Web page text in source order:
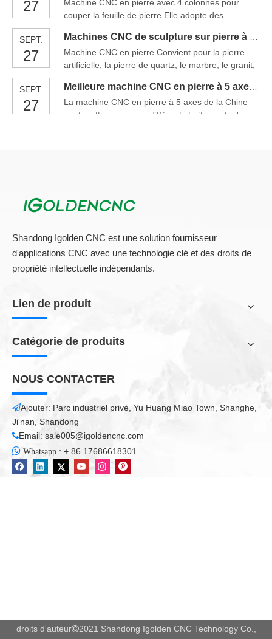
haute technologie contrôlée par ordinateur qui
peut graver des personnages et des peintures sur
machine de sculpture sur pierre cnc de Chine peut
graver des caractères sur la pierre
27
Machine CNC en pierre avec 4 colonnes pour
couper la feuille de pierre Elle adopte des
automatique pour divers mouvements du cadre de
coupe et de guidage de guidage linéaire, règle
magnétique, réglage du dispositif laser. Elle est
peut être rotatif à 360 degrés un
SEPT.
27
Machine CNC en pierre Convient pour la pierre
artificielle, la pierre de quartz, le marbre, le granit,
plaque d'aluminium, etc. ajouré, coupe spéciale,
etc.
SEPT.
27
La machine CNC en pierre à 5 axes de la Chine
peut mettre en œuvre différents traitements de
Shandong Igolden CNC est une solution fournisseur
d'applications CNC avec une technologie clé et des droits de
propriété intellectuelle indépendants.
Lien de produit
Catégorie de produits
NOUS CONTACTER
Ajouter: Parc industriel privé, Yu Huang Miao Town, Shanghe,
Ji'nan, Shandong
Email: sale005@igoldencnc.com
 Whatsapp : + 86 17686618301
droits d'auteur2021 Shandong Igolden CNC Technology Co.,